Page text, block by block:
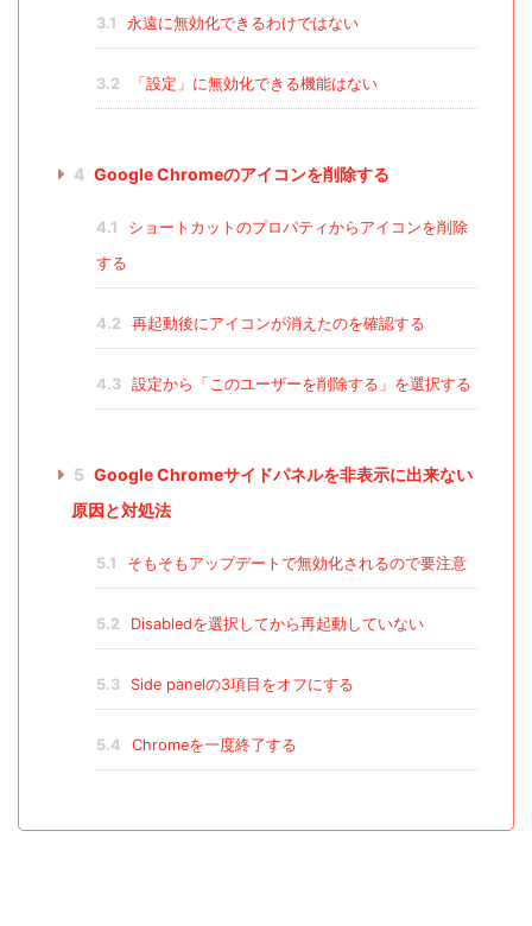
3.1 永遠に無効化できるわけではない
3.2 「設定」に無効化できる機能はない
4 Google Chromeのアイコンを削除する
4.1
ショートカットのプロパティからアイコンを削除
する
4.2 再起動後にアイコンが消えたのを確認する
4.3 設定から「このユーザーを削除する」を選択する
5 Google Chromeサイドパネルを非表示に出来ない
原因と対処法
5.1 そもそもアップデートで無効化されるので要注意
5.2 Disabledを選択してから再起動していない
5.3 Side panelの3項目をオフにする
5.4 Chromeを一度終了する